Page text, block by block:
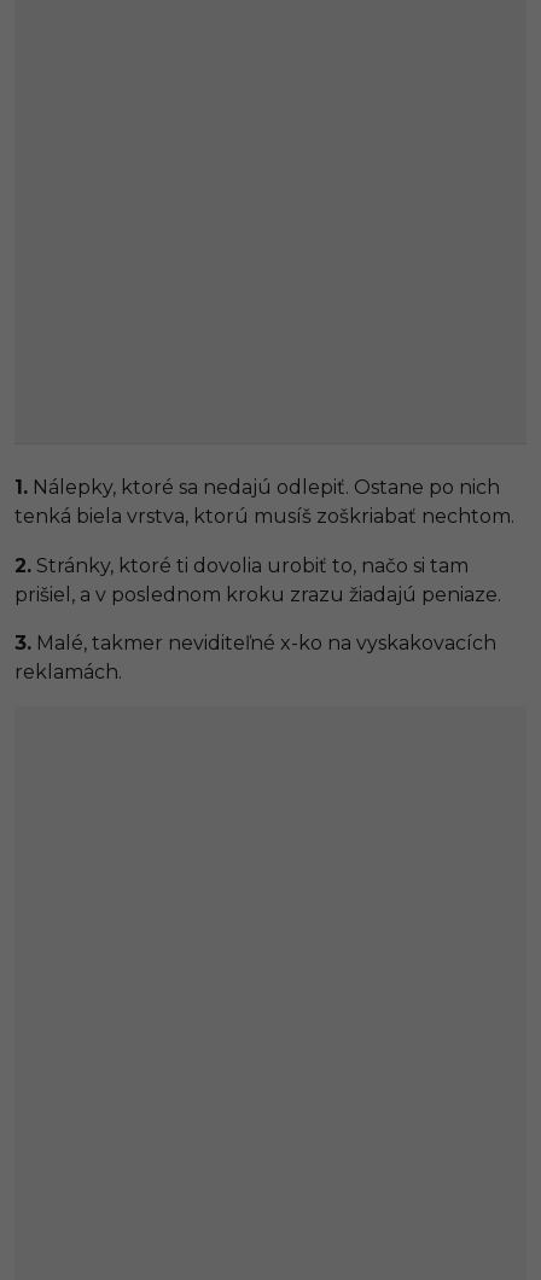
1. Nálepky, ktoré sa nedajú odlepiť. Ostane po nich
tenká biela vrstva, ktorú musíš zoškriabať nechtom.
2. Stránky, ktoré ti dovolia urobiť to, načo si tam
prišiel, a v poslednom kroku zrazu žiadajú peniaze.
3. Malé, takmer neviditeľné x-ko na vyskakovacích
reklamách.